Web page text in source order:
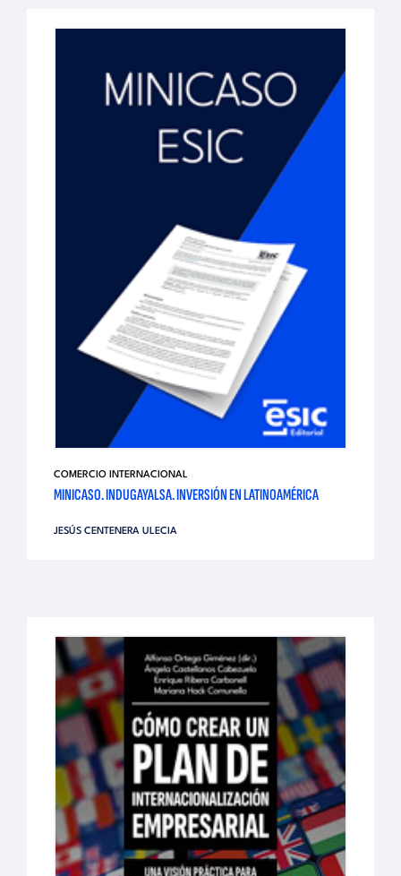
COMERCIO INTERNACIONAL
MINICASO. INDUGAYALSA. INVERSIÓN EN LATINOAMÉRICA
JESÚS CENTENERA ULECIA